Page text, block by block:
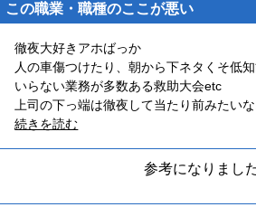
この職業・職種のここが悪い
徹夜大好きアホばっか
人の車傷つけたり、朝から下ネタくそ低
いらない業務が多数ある救助大会etc
上司の下っ端は徹夜して当たり前みたいな
続きを読む
参考になりまし